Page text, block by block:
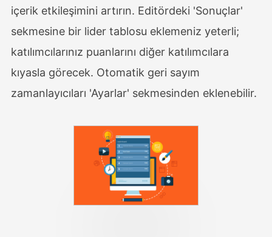
içerik etkileşimini artırın. Editördeki 'Sonuçlar'
sekmesine bir lider tablosu eklemeniz yeterli;
katılımcılarınız puanlarını diğer katılımcılara
kıyasla görecek. Otomatik geri sayım
zamanlayıcıları 'Ayarlar' sekmesinden eklenebilir.